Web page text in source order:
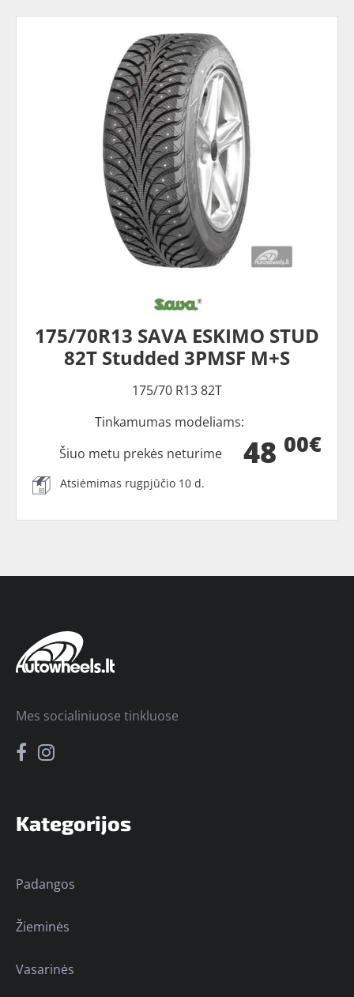
175/70R13 SAVA ESKIMO STUD
82T Studded 3PMSF M+S
175/70 R13 82T
Tinkamumas modeliams:
48 00€
Šiuo metu prekės neturime
Atsiėmimas rugpjūčio 10 d.
Kategorijos
Padangos
Žieminės
Vasarinės
Mes socialiniuose tinkluose